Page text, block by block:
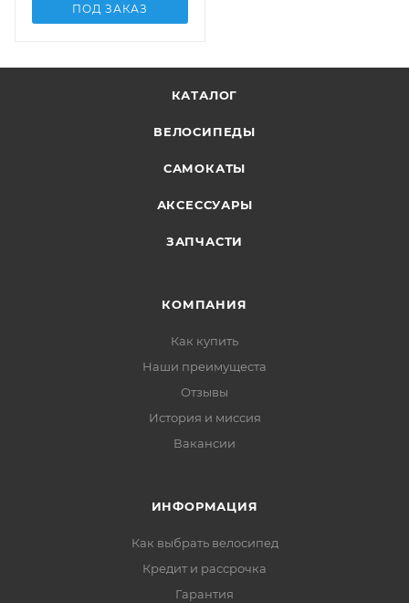
ПОД ЗАКАЗ
КАТАЛОГ
ВЕЛОСИПЕДЫ
САМОКАТЫ
АКСЕССУАРЫ
ЗАПЧАСТИ
КОМПАНИЯ
Как купить
Наши преимущеста
Отзывы
История и миссия
Вакансии
ИНФОРМАЦИЯ
Как выбрать велосипед
Кредит и рассрочка
Гарантия